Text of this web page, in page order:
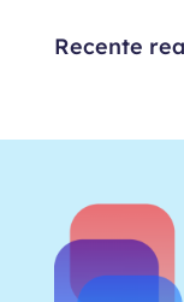
Recente